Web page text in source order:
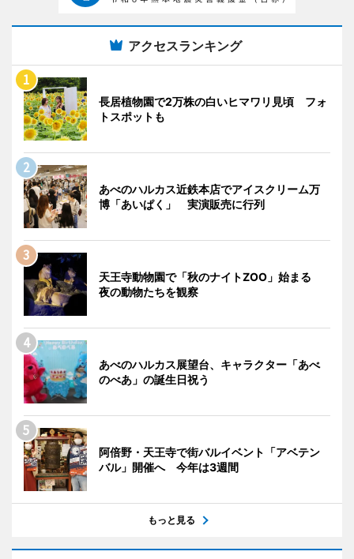
アクセスランキング
長居植物園で2万株の白いヒマワリ見頃 フォ
トスポットも
あべのハルカス近鉄本店でアイスクリーム万
博「あいぱく」 実演販売に行列
天王寺動物園で「秋のナイトZOO」始まる
夜の動物たちを観察
あべのハルカス展望台、キャラクター「あべ
のべあ」の誕生日祝う
阿倍野・天王寺で街バルイベント「アベテン
バル」開催へ 今年は3週間
もっと見る